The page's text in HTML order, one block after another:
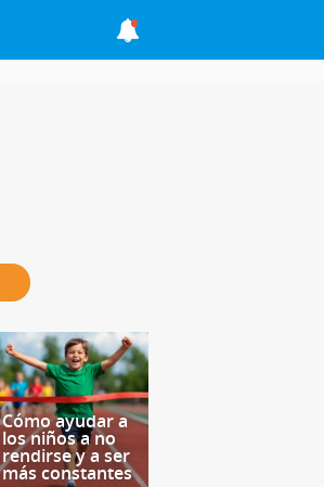
Cómo ayudar a
los niños a no
rendirse y a ser
más constantes